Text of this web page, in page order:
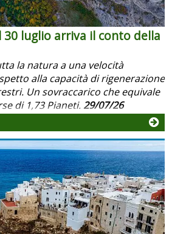
30 luglio arriva il conto della
la natura a una velocità
alla capacità di rigenerazione
Un sovraccarico che equivale
di 1,73 Pianeti.29/07/26